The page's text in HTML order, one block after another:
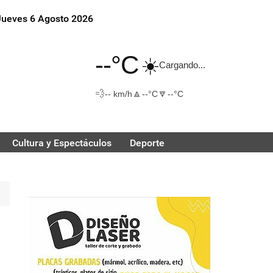
6 Agosto 2026
--°C☀️Cargando...
💨-- km/h 🔼 --°C🔽 --°C
Cultura y Espectáculos Deporte